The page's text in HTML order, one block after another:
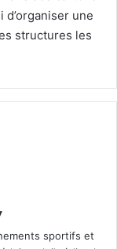
une
structures les
sportifs et